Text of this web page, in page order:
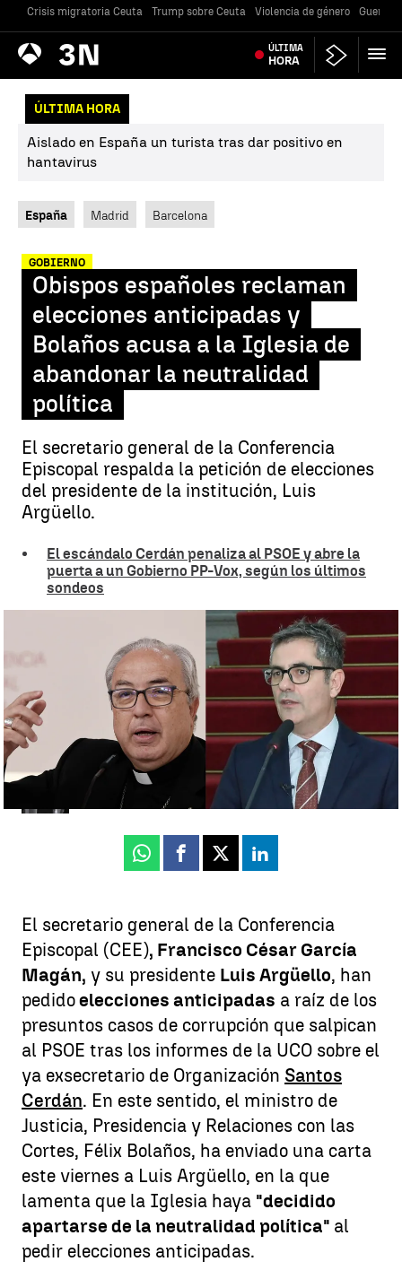
Crisis migratoria Ceuta Trump sobre Ceuta Violencia de género Guerra
Antena
3 Noticias ÚLTIMA
HORA
ÚLTIMA HORA
Aislado en España un turista tras dar positivo en
hantavirus
España Madrid Barcelona
GOBIERNO
Obispos españoles reclaman
elecciones anticipadas y
Bolaños acusa a la Iglesia de
abandonar la neutralidad
política
El secretario general de la Conferencia
Episcopal respalda la petición de elecciones
del presidente de la institución, Luis
Argüello.
El escándalo Cerdán penaliza al PSOE y abre la
puerta a un Gobierno PP-Vox, según los últimos
sondeos
Obispos españoles reclaman elecciones anticipadas y Bolaños
acusa a la Iglesia de abandonar la neutralidad política |Antena 3
Noticias
Luis Alcantud
Publicado: 20 de junio de 2025, 19:17
Whatsapp
Facebook
X Linkedin
El secretario general de la Conferencia
Episcopal (CEE), Francisco César García
Magán, y su presidente Luis Argüello, han
pedidoelecciones anticipadas a raíz de los
presuntos casos de corrupción que salpican
al PSOE tras los informes de la UCO sobre el
ya exsecretario de Organización Santos
Cerdán. En este sentido, el ministro de
Justicia, Presidencia y Relaciones con las
Cortes, Félix Bolaños, ha enviado una carta
este viernes a Luis Argüello, en la que
lamenta que la Iglesia haya "decidido
apartarse de la neutralidad política" al
pedir elecciones anticipadas.